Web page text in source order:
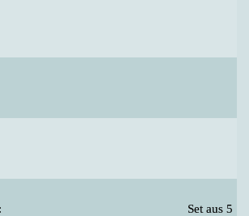
Set aus 5